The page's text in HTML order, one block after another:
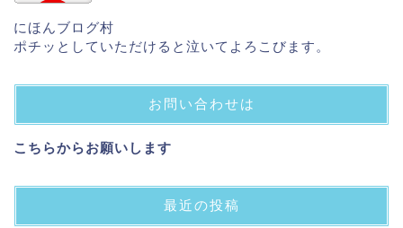
にほんブログ村
ポチッとしていただけると泣いてよろこびます。
お問い合わせは
こちらからお願いします
最近の投稿